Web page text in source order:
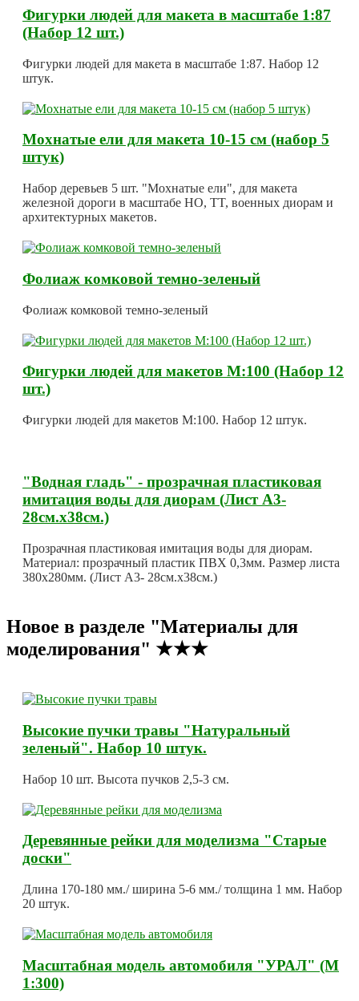
Фигурки людей для макета в масштабе 1:87
(Набор 12 шт.)
Фигурки людей для макета в масштабе 1:87. Набор 12
штук.
Мохнатые ели для макета 10-15 см (набор 5
штук)
Набор деревьев 5 шт. "Мохнатые ели", для макета
железной дороги в масштабе HO, TT, военных диорам и
архитектурных макетов.
Фолиаж комковой темно-зеленый
Фолиаж комковой темно-зеленый
Фигурки людей для макетов М:100 (Набор 12
шт.)
Фигурки людей для макетов М:100. Набор 12 штук.
"Водная гладь" - прозрачная пластиковая
имитация воды для диорам (Лист А3-
28см.х38см.)
Прозрачная пластиковая имитация воды для диорам.
Материал: прозрачный пластик ПВХ 0,3мм. Размер листа
380х280мм. (Лист А3- 28см.х38см.)
Новое в разделе "Материалы для
моделирования" ★★★
Высокие пучки травы "Натуральный
зеленый". Набор 10 штук.
Набор 10 шт. Высота пучков 2,5-3 см.
Деревянные рейки для моделизма "Старые
доски"
Длина 170-180 мм./ ширина 5-6 мм./ толщина 1 мм. Набор
20 штук.
Масштабная модель автомобиля "УРАЛ" (М
1:300)